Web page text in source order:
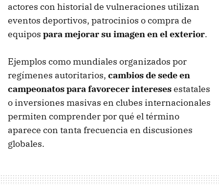
actores con historial de vulneraciones utilizan
eventos deportivos, patrocinios o compra de
equipos para mejorar su imagen en el exterior.
Ejemplos como mundiales organizados por
regímenes autoritarios, cambios de sede en
campeonatos para favorecer interesesestatales
o inversiones masivas en clubes internacionales
permiten comprender por qué el término
aparece con tanta frecuencia en discusiones
globales.